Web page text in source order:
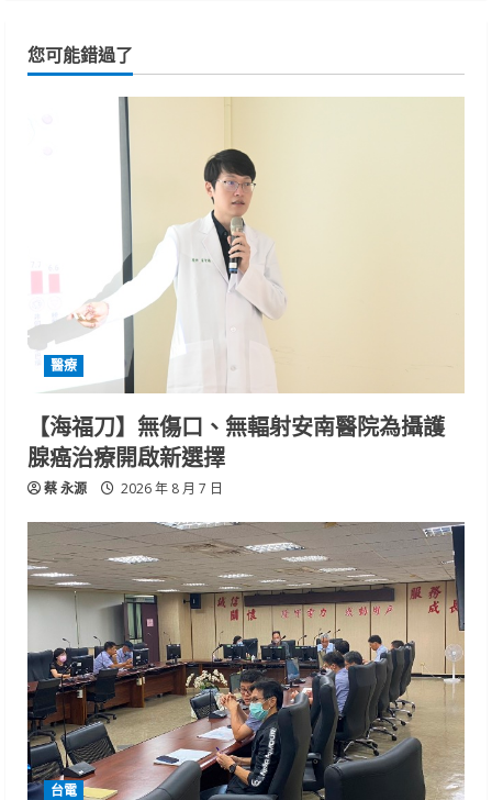
您可能錯過了
醫療
【海福刀】無傷口、無輻射安南醫院為攝護
腺癌治療開啟新選擇
蔡 永源 2026 年 8 月 7 日
台電